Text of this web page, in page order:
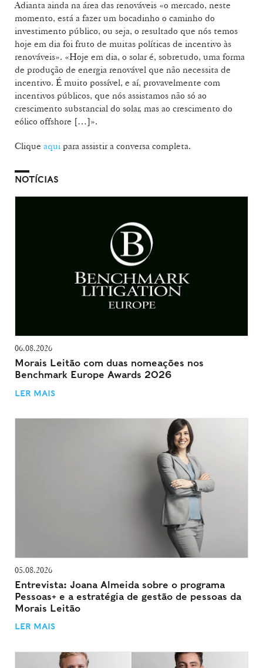
Adianta ainda na área das renováveis «o mercado, neste
momento, está a fazer um bocadinho o caminho do
investimento público, ou seja, o resultado que nós temos
hoje em dia foi fruto de muitas políticas de incentivo às
renováveis». «Hoje em dia, o solar é, sobretudo, uma forma
de produção de energia renovável que não necessita de
incentivo. É muito possível, e aí, provavelmente com
incentivos públicos, que nós assistamos não só ao
crescimento substancial do solar, mas ao crescimento do
eólico offshore […]».
Clique aqui para assistir a conversa completa.
NOTÍCIAS
06.08.2026
Morais Leitão com duas nomeações nos
Benchmark Europe Awards 2026
LER MAIS
05.08.2026
Entrevista: Joana Almeida sobre o programa
Pessoas+ e a estratégia de gestão de pessoas da
Morais Leitão
LER MAIS